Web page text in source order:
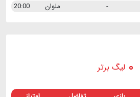
- ملوان 20:00
لیگ برتر